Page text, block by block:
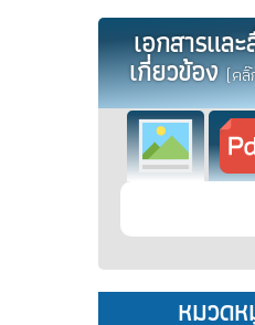
เอกสารแล
เกี่ยวข้อง(ค
หมวด